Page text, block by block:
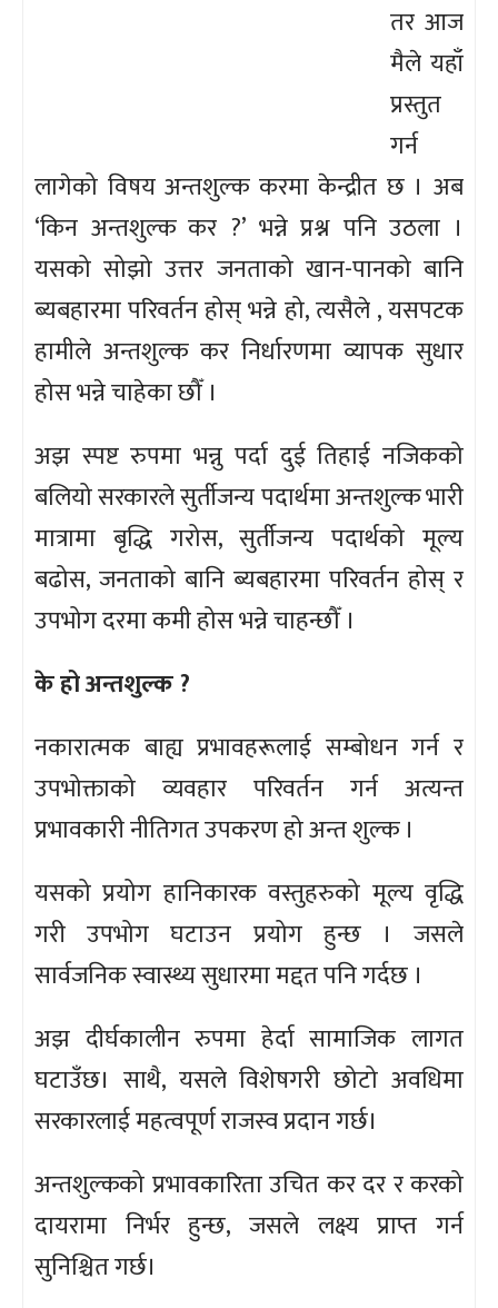
तर आज
मैले यहाँ
प्रस्तुत
गर्न
लागेको विषय अन्तशुल्क करमा केन्द्रीत छ । अब
‘किन अन्तशुल्क कर ?’ भन्ने प्रश्न पनि उठला ।
यसको सोझो उत्तर जनताको खान-पानको बानि
ब्यबहारमा परिवर्तन होस् भन्ने हो, त्यसैले , यसपटक
हामीले अन्तशुल्क कर निर्धारणमा व्यापक सुधार
होस भन्ने चाहेका छौँ ।
अझ स्पष्ट रुपमा भन्नु पर्दा दुई तिहाई नजिकको
बलियो सरकारले सुर्तीजन्य पदार्थमा अन्तशुल्क भारी
मात्रामा बृद्धि गरोस, सुर्तीजन्य पदार्थको मूल्य
बढोस, जनताको बानि ब्यबहारमा परिवर्तन होस् र
उपभोग दरमा कमी होस भन्ने चाहन्छौँ ।
के हो अन्तशुल्क ?
नकारात्मक बाह्य प्रभावहरूलाई सम्बोधन गर्न र
उपभोक्ताको व्यवहार परिवर्तन गर्न अत्यन्त
प्रभावकारी नीतिगत उपकरण हो अन्त शुल्क ।
यसको प्रयोग हानिकारक वस्तुहरुको मूल्य वृद्धि
गरी उपभोग घटाउन प्रयोग हुन्छ । जसले
सार्वजनिक स्वास्थ्य सुधारमा मद्दत पनि गर्दछ ।
अझ दीर्घकालीन रुपमा हेर्दा सामाजिक लागत
घटाउँछ। साथै, यसले विशेषगरी छोटो अवधिमा
सरकारलाई महत्वपूर्ण राजस्व प्रदान गर्छ।
अन्तशुल्कको प्रभावकारिता उचित कर दर र करको
दायरामा निर्भर हुन्छ, जसले लक्ष्य प्राप्त गर्न
सुनिश्चित गर्छ।